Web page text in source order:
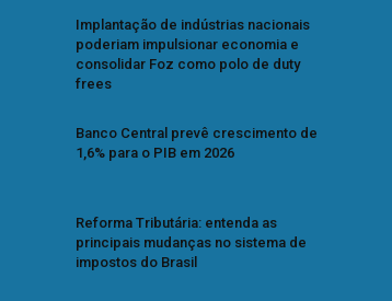
Implantação de indústrias nacionais
poderiam impulsionar economia e
consolidar Foz como polo de duty
frees
Banco Central prevê crescimento de
1,6% para o PIB em 2026
Reforma Tributária: entenda as
principais mudanças no sistema de
impostos do Brasil